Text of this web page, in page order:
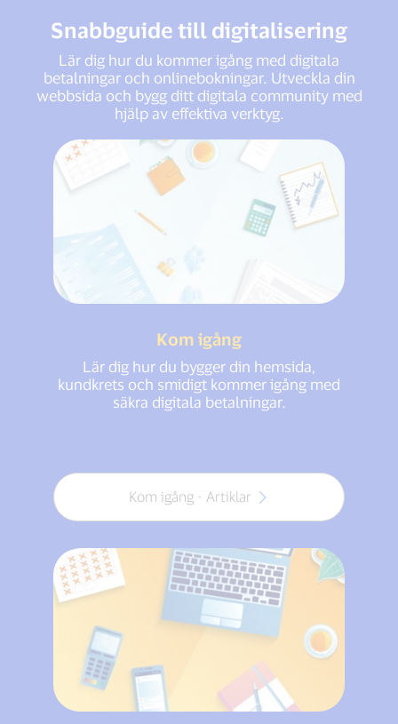
Snabbguide till digitalisering
Lär dig hur du kommer igång med digitala
betalningar och onlinebokningar. Utveckla din
webbsida och bygg ditt digitala community med
hjälp av effektiva verktyg.
Kom igång
Lär dig hur du bygger din hemsida,
kundkrets och smidigt kommer igång med
säkra digitala betalningar.
Kom igång - Artiklar